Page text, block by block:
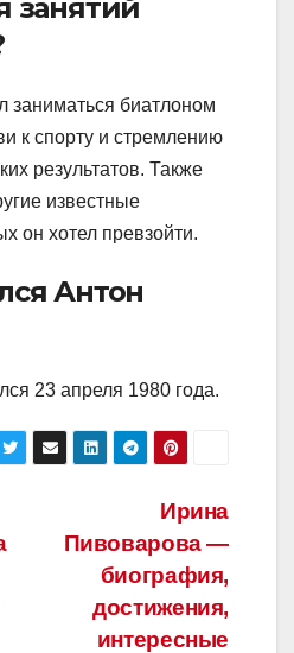
занятий
заниматься биатлоном
к спорту и стремлению
результатов. Также
известные
он хотел превзойти.
Антон
23 апреля 1980 года.
Ирина
Пивоварова —
биография,
достижения,
интересные